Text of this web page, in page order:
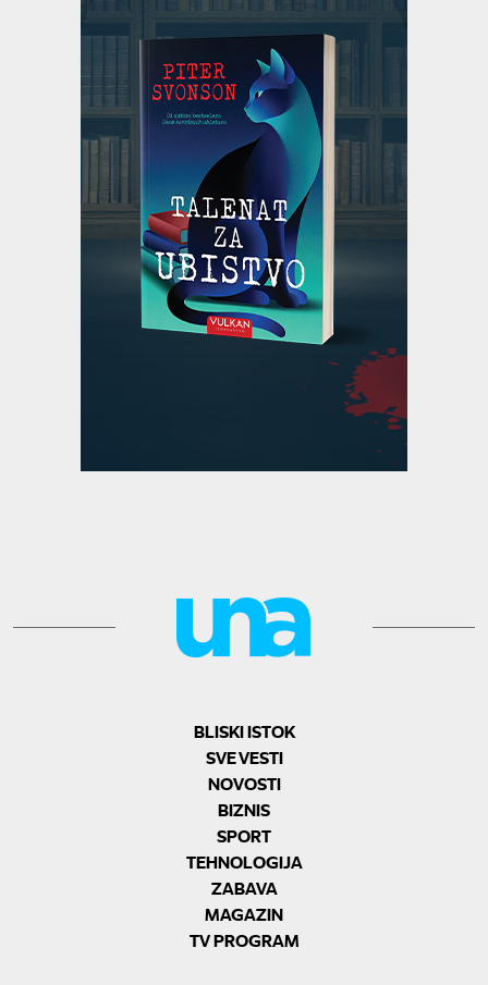
BLISKI ISTOK
SVE VESTI
NOVOSTI
BIZNIS
SPORT
TEHNOLOGIJA
ZABAVA
MAGAZIN
TV PROGRAM